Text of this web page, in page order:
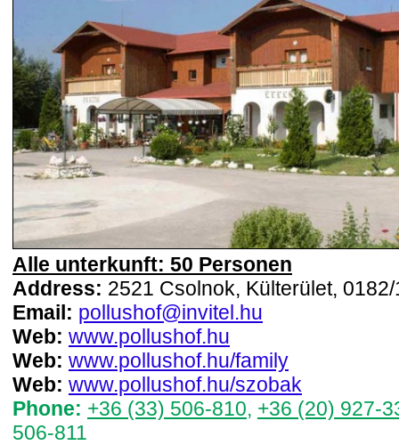
Alle unterkunft: 50 Personen
Address: 2521 Csolnok, Külterület, 0182/
Email: pollushof@invitel.hu
Web: www.pollushof.hu
Web: www.pollushof.hu/family
Web: www.pollushof.hu/szobak
Phone: +36 (33) 506-810, +36 (20) 927-
506-811